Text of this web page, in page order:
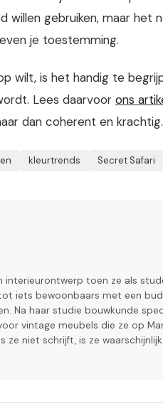
willen gebruiken, maar het
je toestemming.
wilt, is het handig te
Lees daarvoor ons
dan coherent en krachtig.
kleurtrends Secret Safari
interieurontwerp toen ze als
iets bewoonbaars met een
Na haar studie bouwkunde
vintage meubels die ze op
ze niet schrijft, is ze